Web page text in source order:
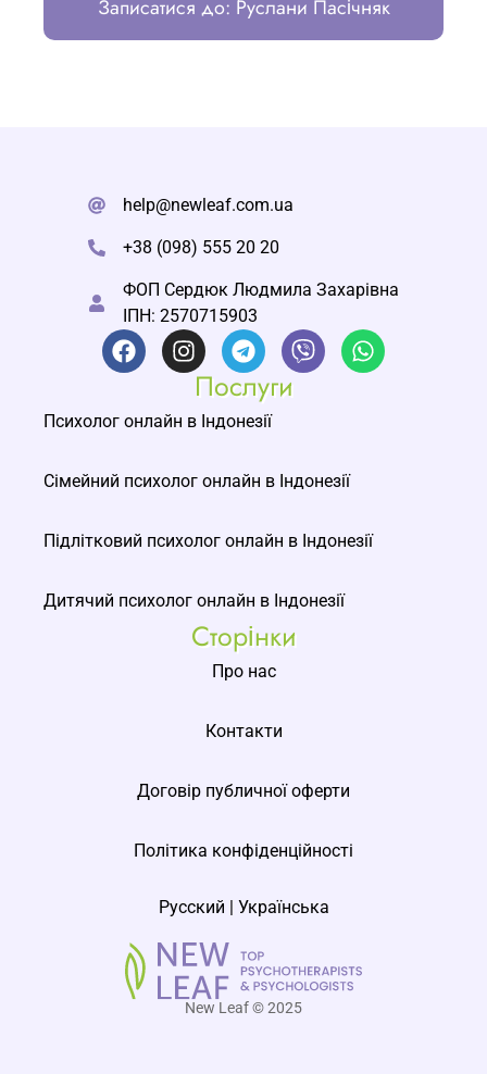
Записатися до: Руслани Пасічняк
help@newleaf.com.ua
+38 (098) 555 20 20
ФОП Сердюк Людмила Захарівна
ІПН: 2570715903
Послуги
Психолог онлайн в Індонезії
Сімейний психолог онлайн в Індонезії
Підлітковий психолог онлайн в Індонезії
Дитячий психолог онлайн в Індонезії
Сторінки
Про нас
Контакти
Договір публичної оферти
Політика конфіденційності
Русский Українська
New Leaf © 2025